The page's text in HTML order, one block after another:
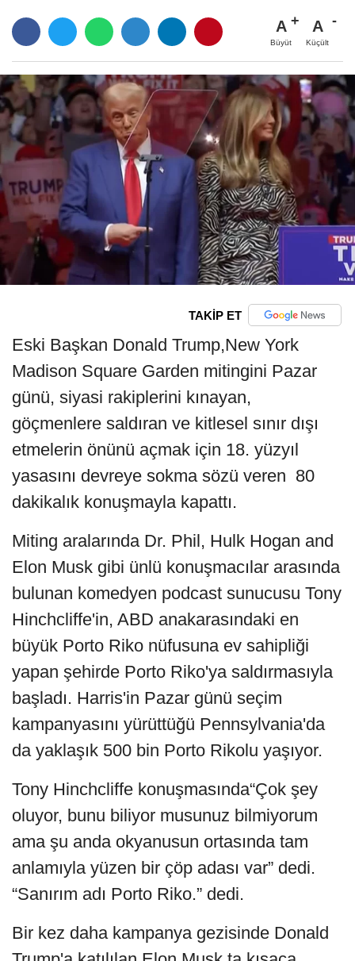
A
Büyüt
A
Küçült
TAKİP ET
Eski Başkan Donald Trump,New York
Madison Square Garden mitingini Pazar
günü, siyasi rakiplerini kınayan,
göçmenlere saldıran ve kitlesel sınır dışı
etmelerin önünü açmak için 18. yüzyıl
yasasını devreye sokma sözü veren 80
dakikalık konuşmayla kapattı.
Miting aralarında Dr. Phil, Hulk Hogan and
Elon Musk gibi ünlü konuşmacılar arasında
bulunan komedyen podcast sunucusu Tony
Hinchcliffe'in, ABD anakarasındaki en
büyük Porto Riko nüfusuna ev sahipliği
yapan şehirde Porto Riko'ya saldırmasıyla
başladı. Harris'in Pazar günü seçim
kampanyasını yürüttüğü Pennsylvania'da
da yaklaşık 500 bin Porto Rikolu yaşıyor.
Tony Hinchcliffe konuşmasında“Çok şey
oluyor, bunu biliyor musunuz bilmiyorum
ama şu anda okyanusun ortasında tam
anlamıyla yüzen bir çöp adası var” dedi.
“Sanırım adı Porto Riko.” dedi.
Bir kez daha kampanya gezisinde Donald